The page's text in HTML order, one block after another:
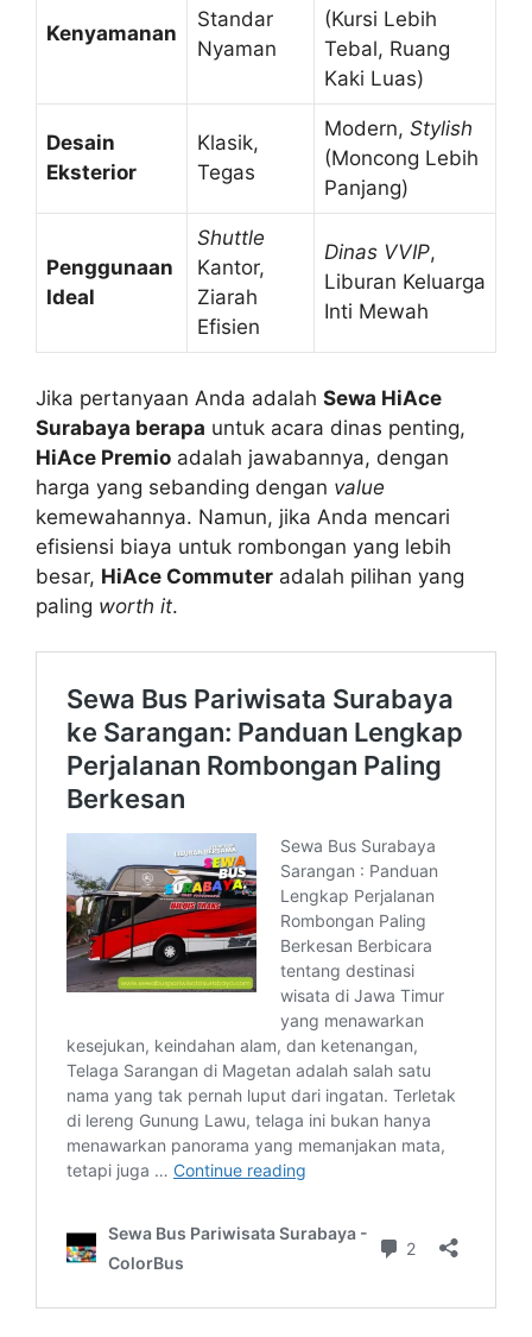
Kenyamanan
Standar
Nyaman
(Kursi Lebih
Tebal, Ruang
Kaki Luas)
Desain
Eksterior
Klasik,
Tegas
Modern, Stylish
(Moncong Lebih
Panjang)
Penggunaan
Ideal
Shuttle
Kantor,
Ziarah
Efisien
Dinas VVIP,
Liburan Keluarga
Inti Mewah
Jika pertanyaan Anda adalah Sewa HiAce
Surabaya berapa untuk acara dinas penting,
HiAce Premio adalah jawabannya, dengan
harga yang sebanding dengan value
kemewahannya. Namun, jika Anda mencari
efisiensi biaya untuk rombongan yang lebih
besar, HiAce Commuter adalah pilihan yang
paling worth it.